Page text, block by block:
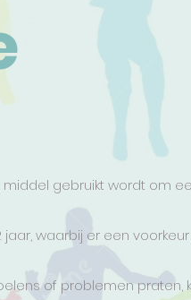
gebruikt wordt om
waarbij er een
of problemen praten,